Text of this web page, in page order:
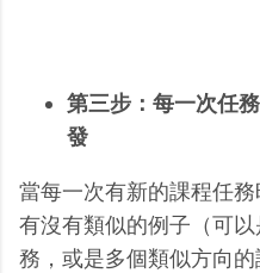
第三步：每一次任
發
當每一次有新的課程任
有沒有類似的例子（可
務，或是多個類似方向的